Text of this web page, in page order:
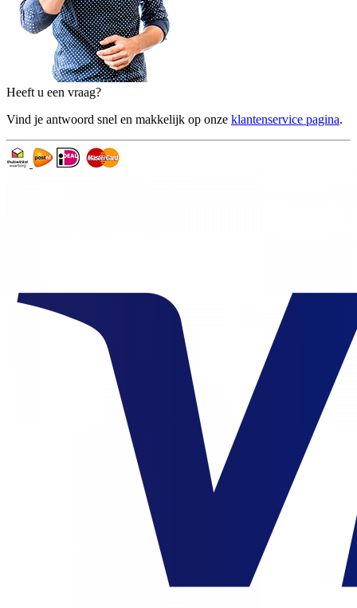
Heeft u een vraag?
Vind je antwoord snel en makkelijk op onze klantenservice pagina.